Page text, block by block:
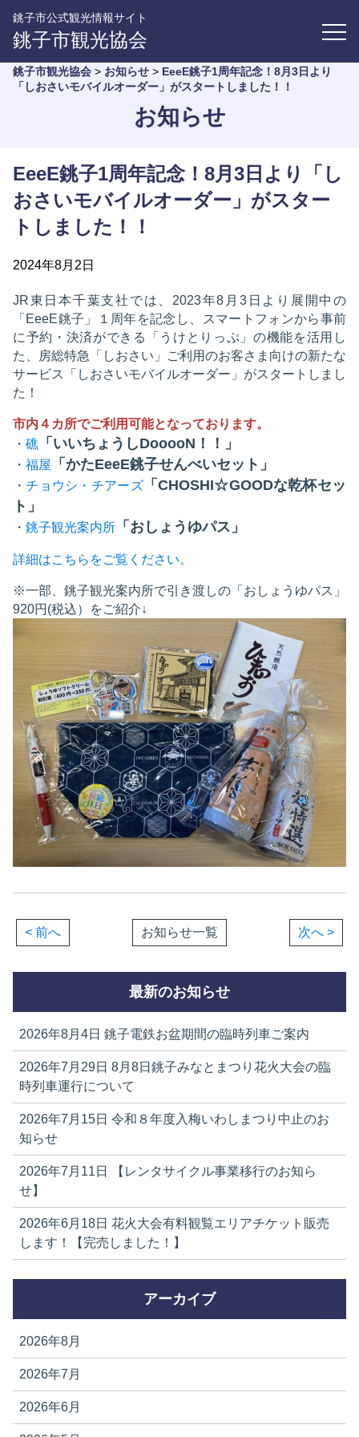
銚子市公式観光情報サイト
銚子市観光協会
銚子市観光協会 > お知らせ > EeeE銚子1周年記念！8月3日より
「しおさいモバイルオーダー」がスタートしました！！
お知らせ
EeeE銚子1周年記念！8月3日より「し
おさいモバイルオーダー」がスター
トしました！！
2024年8月2日
JR東日本千葉支社では、2023年8月3日より展開中の
「EeeE銚子」１周年を記念し、スマートフォンから事前
に予約・決済ができる「うけとりっぷ」の機能を活用し
た、房総特急「しおさい」ご利用のお客さま向けの新たな
サービス「しおさいモバイルオーダー」がスタートしまし
た！
市内４カ所でご利用可能となっております。
・ 礁 「いいちょうしDooooN！！」
・ 福屋 「かたEeeE銚子せんべいセット」
・チョウシ・チアーズ「CHOSHI☆GOODな乾杯セッ
ト」
・ 銚子観光案内所 「おしょうゆパス」
詳細はこちらをご覧ください。
※一部、銚子観光案内所で引き渡しの「おしょうゆパス」
920円(税込）をご紹介↓
< 前へ お知らせ一覧 次へ >
最新のお知らせ
2026年8月4日 銚子電鉄お盆期間の臨時列車ご案内
2026年7月29日 8月8日銚子みなとまつり花火大会の臨
時列車運行について
2026年7月15日 令和８年度入梅いわしまつり中止のお
知らせ
2026年7月11日
【レンタサイクル事業移行のお知ら
せ】
2026年6月18日 花火大会有料観覧エリアチケット販売
します！【完売しました！】
アーカイブ
2026年8月
2026年7月
2026年6月